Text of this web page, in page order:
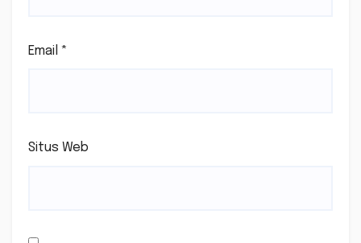
Email *
Situs Web